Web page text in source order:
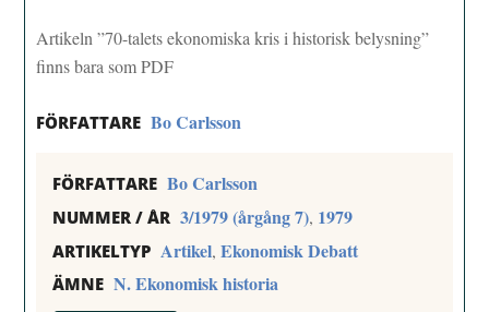
Artikeln ”70-talets ekonomiska kris i historisk belysning”
finns bara som PDF
FÖRFATTARE Bo Carlsson
FÖRFATTARE Bo Carlsson
NUMMER / ÅR 3/1979 (årgång 7), 1979
ARTIKELTYP Artikel,Ekonomisk Debatt
ÄMNE N. Ekonomisk historia